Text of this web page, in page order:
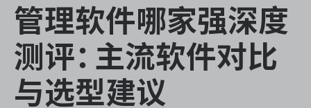
ONES Assistant
敏捷研发管理
管理软件哪家强深度
测评：主流软件对比
与选型建议